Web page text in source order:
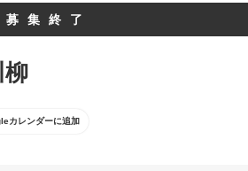
募集終了
柳
カレンダーに追加